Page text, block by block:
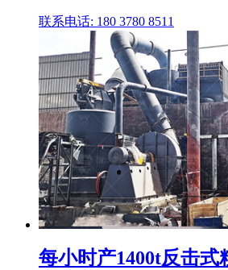
联系电话: 180 3780 8511
每小时产1400t反击式